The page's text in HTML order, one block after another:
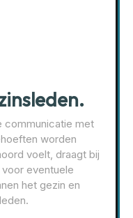
communicatie met
worden
voelt, draagt bij
eventuele
het gezin en